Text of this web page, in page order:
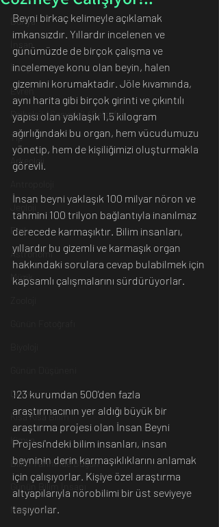
Dünya
İletişim
Evren
Psikoloji / Sosyoloji / Felsefe
Tıp
Arkeoloji
Fizik
Astronomi
Müzik
Çevre
Kısa Kısa Bilim
Kimya
Bilim Tarihinde Bugün
Günün Bilim İnsanı
Matematik
Beyni birkaç kelimeyle açıklamak
imkansızdır. Yıllardır incelenen ve
günümüzde de birçok çalışma ve
incelemeye konu olan beyin, halen
gizemini korumaktadır. Jöle kıvamında,
aynı harita gibi birçok girinti ve çıkıntılı
yapısı olan yaklaşık 1,5 kilogram
ağırlığındaki bu organ, hem vücudumuzu
yönetip, hem de kişiliğimizi oluşturmakla
görevli.
İnsan beyni yaklaşık 100 milyar nöron ve
tahmini 100 trilyon bağlantıyla inanılmaz
derecede karmaşıktır. Bilim insanları,
yıllardır bu gizemli ve karmaşık organ
hakkındaki sorulara cevap bulabilmek için
kapsamlı çalışmalarını sürdürüyorlar.
123 kurumdan 500'den fazla
araştırmacının yer aldığı büyük bir
araştırma projesi olan İnsan Beyni
Projesi'ndeki bilim insanları, insan
beyninin derin karmaşıklıklarını anlamak
için çalışıyorlar. Kişiye özel araştırma
altyapılarıyla nörobilimi bir üst seviyeye
taşıyorlar.